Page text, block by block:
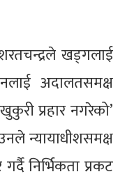
खड्गलाई
अदालतसमक्ष
प्रहार नगरेको’
न्यायाधीशसमक्ष
निर्भिकता प्रकट